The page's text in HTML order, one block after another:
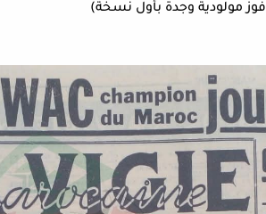
مولودية وجدة بأول نسخة)